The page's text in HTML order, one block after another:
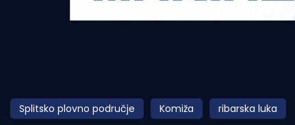
Pomorstvo
Splitsko plovno područje Komiža ribarska luka